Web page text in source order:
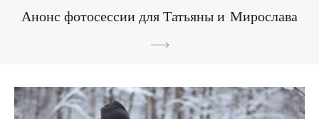
Анонс фотосессии для Татьяны и Мирослава